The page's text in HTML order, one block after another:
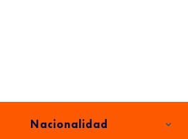
Nacionalidad